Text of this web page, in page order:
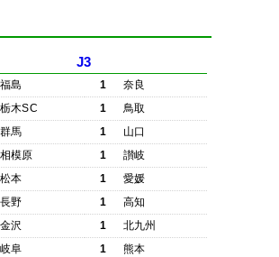
J3
福島 1
奈良
栃木SC 1
鳥取
群馬 1
山口
相模原 1
讃岐
松本 1
愛媛
長野 1
高知
金沢 1
北九州
岐阜 1
熊本